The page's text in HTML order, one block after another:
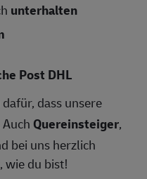
unterhalten
Post DHL
dass unsere
Quereinsteiger,
bei uns herzlich
wie du bist!